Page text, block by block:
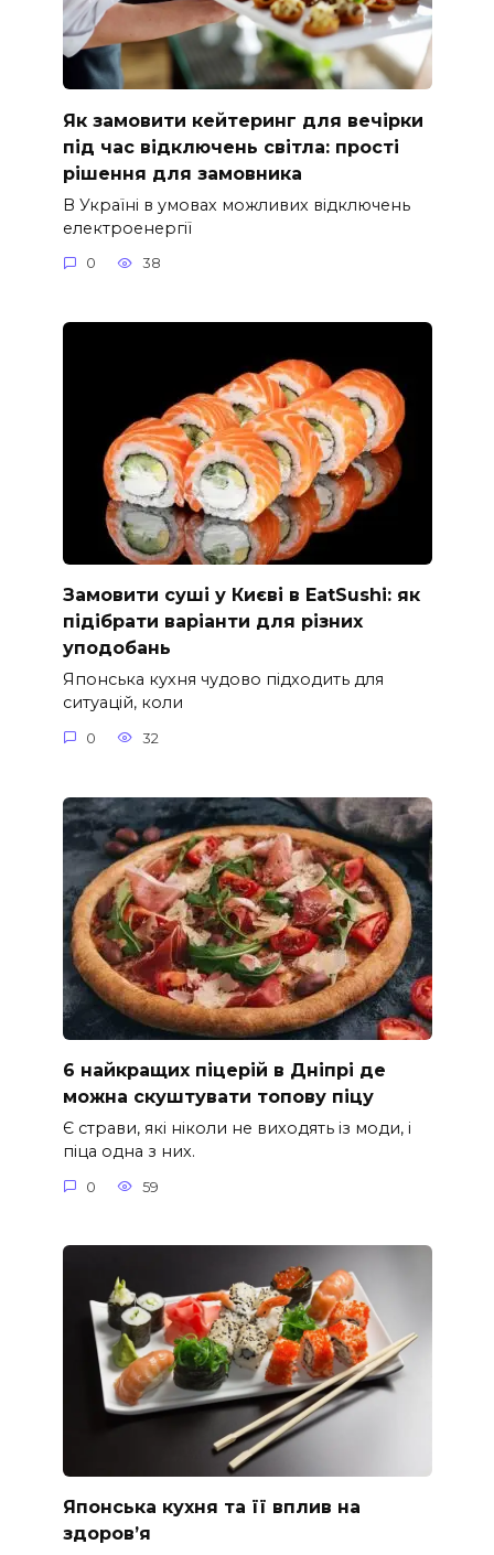
Як замовити кейтеринг для вечірки
під час відключень світла: прості
рішення для замовника
В Україні в умовах можливих відключень
електроенергії
0 38
Замовити суші у Києві в EatSushi: як
підібрати варіанти для різних
уподобань
Японська кухня чудово підходить для
ситуацій, коли
0 32
6 найкращих піцерій в Дніпрі де
можна скуштувати топову піцу
Є страви, які ніколи не виходять із моди, і
піца одна з них.
0 59
Японська кухня та її вплив на
здоров’я